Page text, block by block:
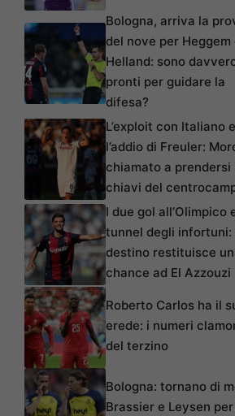
Bologna, arriva la
del nove per Heggem
Helland: sono
pronti per guidare la
difesa?
L’exploit con Italiano e
l’addio di Freuler:
chiamato a prendersi
chiavi del
I due gol all’Olimpico
tunnel degli infortuni:
destino restituisce
chance ad El Azzouzi
Roberto Carlos ha il
erede: i numeri
del terzino
Bologna: tornano di
Brassier e Leysen